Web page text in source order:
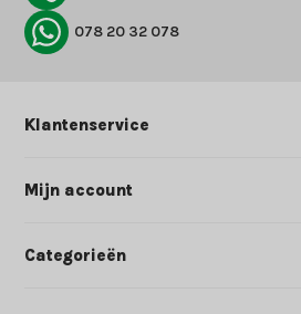
078 20 32 078
Klantenservice
Mijn account
Categorieën